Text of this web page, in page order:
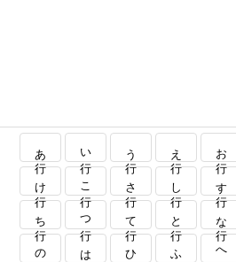
あ行 い行 う行 え行 お行
け行 こ行 さ行 し行 す行
ち行 つ行 て行 と行 な行
の行 は行 ひ行 ふ行 へ行